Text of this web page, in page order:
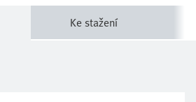
Ke stažení